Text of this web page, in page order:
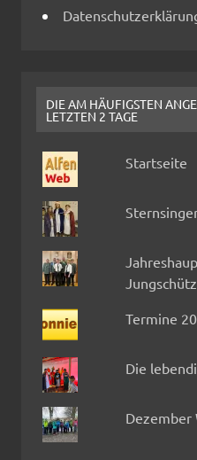
DIE AM HÄUFIGSTEN
LETZTEN 2 TAGE
Startseite
Termine
Die
Dezember